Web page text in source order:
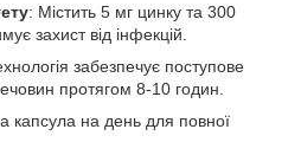
: Містить 5 мг цинку та 300
захист від інфекцій.
забезпечує поступове
протягом 8-10 годин.
капсула на день для повної